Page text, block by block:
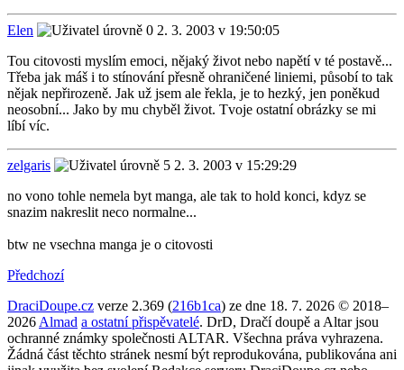
Elen
2. 3. 2003 v 19:50:05
Tou citovosti myslím emoci, nějaký život nebo napětí v té postavě...
Třeba jak máš i to stínování přesně ohraničené liniemi, působí to tak
nějak nepřirozeně. Jak už jsem ale řekla, je to hezký, jen poněkud
neosobní... Jako by mu chyběl život. Tvoje ostatní obrázky se mi
líbí víc.
zelgaris
2. 3. 2003 v 15:29:29
no vono tohle nemela byt manga, ale tak to hold konci, kdyz se
snazim nakreslit neco normalne...
btw ne vsechna manga je o citovosti
Předchozí
DraciDoupe.cz verze 2.369 (216b1ca) ze dne 18. 7. 2026 © 2018–
2026 Almad a ostatní přispěvatelé. DrD, Dračí doupě a Altar jsou
ochranné známky společnosti ALTAR. Všechna práva vyhrazena.
Žádná část těchto stránek nesmí být reprodukována, publikována ani